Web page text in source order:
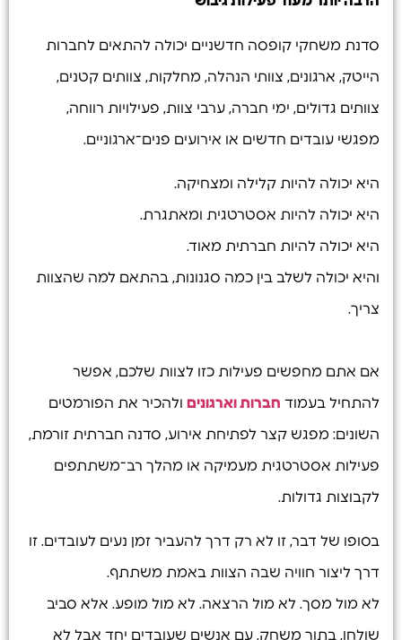
סדנת משחקי קופסה חדשניים יכולה להתאים לחברות
הייטק, ארגונים, צוותי הנהלה, מחלקות, צוותים קטנים,
צוותים גדולים, ימי חברה, ערבי צוות, פעילויות רווחה,
מפגשי עובדים חדשים או אירועים פנים־ארגוניים.
היא יכולה להיות קלילה ומצחיקה.
היא יכולה להיות אסטרטגית ומאתגרת.
היא יכולה להיות חברתית מאוד.
והיא יכולה לשלב בין כמה סגנונות, בהתאם למה שהצוות
צריך.
אם אתם מחפשים פעילות כזו לצוות שלכם, אפשר
להתחיל בעמוד חברות וארגונים ולהכיר את הפורמטים
השונים: מפגש קצר לפתיחת אירוע, סדנה חברתית זורמת,
פעילות אסטרטגית מעמיקה או מהלך רב־משתתפים
לקבוצות גדולות.
בסופו של דבר, זו לא רק דרך להעביר זמן נעים לעובדים. זו
דרך ליצור חוויה שבה הצוות באמת משתתף.
לא מול מסך. לא מול הרצאה. לא מול מופע. אלא סביב
שולחן, בתוך משחק, עם אנשים שעובדים יחד אבל לא